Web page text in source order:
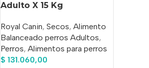
Adulto X 15 Kg
Royal Canin, Secos, Alimento
Balanceado perros Adultos,
Perros, Alimentos para perros
$ 131.060,00